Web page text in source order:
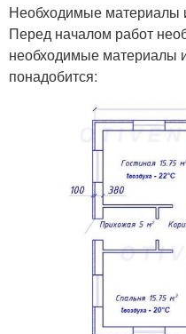
Необходимые материалы
Перед началом работ
необходимые материалы
понадобится: